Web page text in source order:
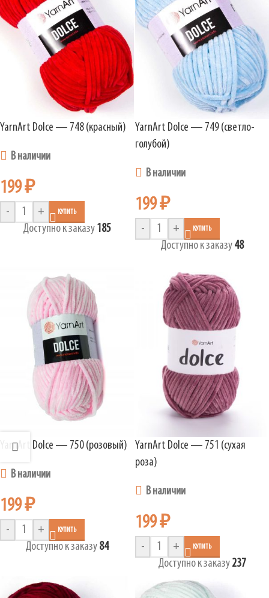
YarnArt Dolce — 748 (красный)
В наличии
199₽
- + КУПИТЬ
Доступно к заказу 185
YarnArt Dolce — 749 (светло-
голубой)
В наличии
199₽
- + КУПИТЬ
Доступно к заказу 48
YarnArt Dolce — 750 (розовый)
В наличии
199₽
- + КУПИТЬ
Доступно к заказу 84
YarnArt Dolce — 751 (сухая
роза)
В наличии
199₽
- + КУПИТЬ
Доступно к заказу 237